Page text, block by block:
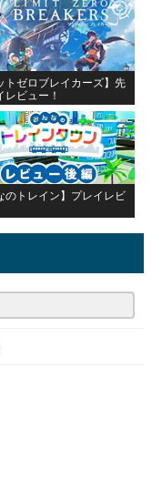
トゼロブレイカーズ】先
レビュー！
のトレイン】プレイレビ